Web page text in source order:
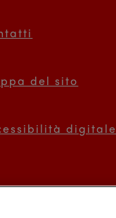
del sito
digitale